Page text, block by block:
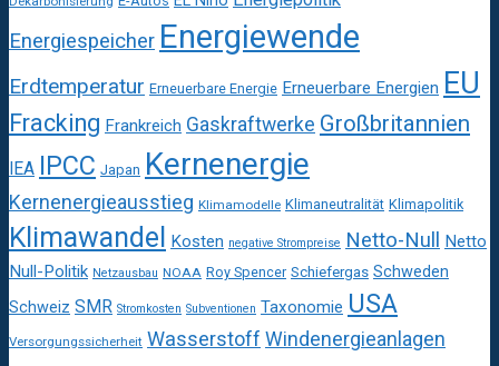
Energiespeicher Energiewende
Erdtemperatur Erneuerbare Energie Erneuerbare Energien EU
Fracking Frankreich Gaskraftwerke Großbritannien
IEA IPCC Japan Kernenergie
Kernenergieausstieg Klimamodelle Klimaneutralität Klimapolitik
Klimawandel Kosten negative Strompreise Netto-Null Netto
Null-Politik Netzausbau NOAA Roy Spencer Schiefergas Schweden
Schweiz SMR Stromkosten Subventionen Taxonomie USA
Versorgungssicherheit Wasserstoff Windenergieanlagen